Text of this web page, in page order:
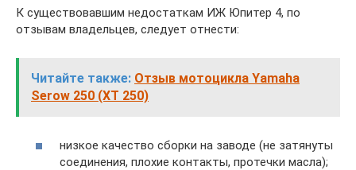
К существовавшим недостаткам ИЖ Юпитер 4, по
отзывам владельцев, следует отнести:
Читайте также: Отзыв мотоцикла Yamaha
Serow 250 (XT 250)
низкое качество сборки на заводе (не затянуты
соединения, плохие контакты, протечки масла);